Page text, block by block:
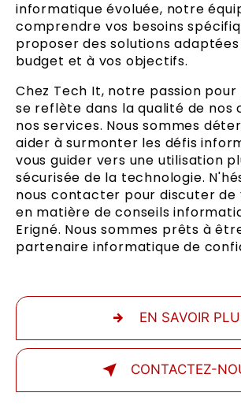
informatique évoluée, notre
comprendre vos besoins
proposer des solutions
budget et à vos objectifs.
Chez Tech It, notre passion
se reflète dans la qualité de nos
nos services. Nous sommes
aider à surmonter les défis
vous guider vers une utilisation
sécurisée de la technologie.
nous contacter pour discuter de
en matière de conseils
Erigné. Nous sommes prêts à
partenaire informatique de
EN SAVOIR
CONTACTEZ-